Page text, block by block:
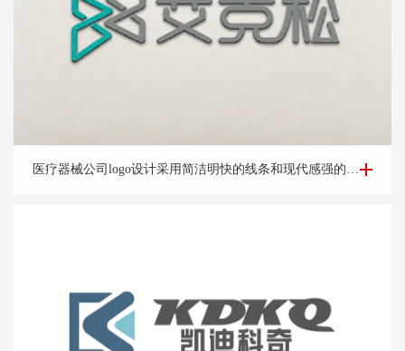
医疗器械公司logo设计-杭州艾*松公司logo设计案例